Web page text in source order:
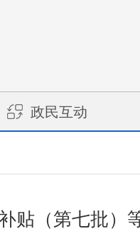
政民互动
贴（第七批）